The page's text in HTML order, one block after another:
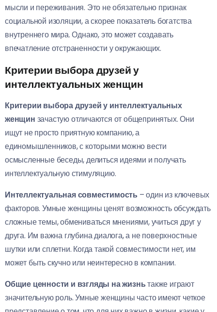
мысли и переживания. Это не обязательно признак
социальной изоляции, а скорее показатель богатства
внутреннего мира. Однако, это может создавать
впечатление отстраненности у окружающих.
Критерии выбора друзей у
интеллектуальных женщин
Критерии выбора друзей у интеллектуальных
женщин зачастую отличаются от общепринятых. Они
ищут не просто приятную компанию, а
единомышленников, с которыми можно вести
осмысленные беседы, делиться идеями и получать
интеллектуальную стимуляцию.
Интеллектуальная совместимость – один из ключевых
факторов. Умные женщины ценят возможность обсуждать
сложные темы, обмениваться мнениями, учиться друг у
друга. Им важна глубина диалога, а не поверхностные
шутки или сплетни. Когда такой совместимости нет, им
может быть скучно или неинтересно в компании.
Общие ценности и взгляды на жизньтакже играют
значительную роль. Умные женщины часто имеют четкое